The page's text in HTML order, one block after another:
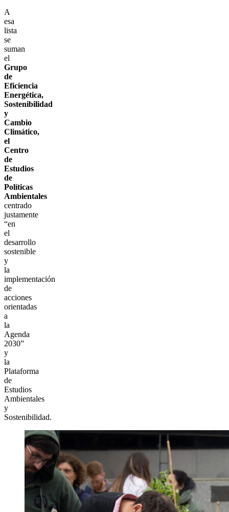
A
esa
lista
se
suman
el
Grupo
de
Eficiencia
Energética,
Sostenibilidad
y
Cambio
Climático,
el
Centro
de
Estudios
de
Políticas
Ambientales
centrado
justamente
“en
el
desarrollo
sostenible
y
la
implementación
de
acciones
orientadas
a
la
Agenda
2030”
y
la
Plataforma
de
Estudios
Ambientales
y
Sostenibilidad.